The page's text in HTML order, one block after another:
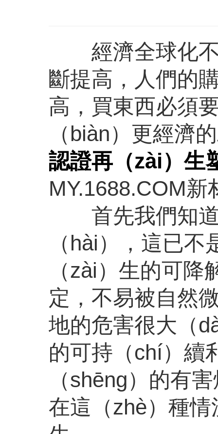
經濟全球化不
斷提高，人們的
高，買東西必須
（biàn）更經濟
認證再（zài）生
MY.1688.COM
首先我們知道
（hài），這已
（zài）生的可
定，不易被自然
地的危害很大（
的可持（chí）續
（shēng）的有
在這（zhè）種